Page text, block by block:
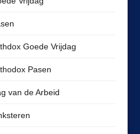
Goede Vrijdag
Pasen
van de Arbeid